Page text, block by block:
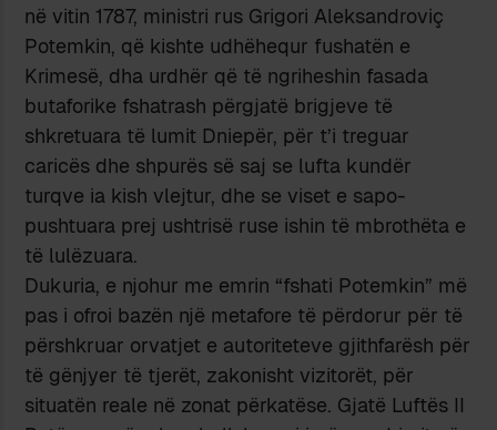
në vitin 1787, ministri rus Grigori Aleksandroviç
Potemkin, që kishte udhëhequr fushatën e
Krimesë, dha urdhër që të ngriheshin fasada
butaforike fshatrash përgjatë brigjeve të
shkretuara të lumit Dniepër, për t’i treguar
caricës dhe shpurës së saj se lufta kundër
turqve ia kish vlejtur, dhe se viset e sapo-
pushtuara prej ushtrisë ruse ishin të mbrothëta e
të lulëzuara.
Dukuria, e njohur me emrin “fshati Potemkin” më
pas i ofroi bazën një metafore të përdorur për të
përshkruar orvatjet e autoriteteve gjithfarësh për
të gënjyer të tjerët, zakonisht vizitorët, për
situatën reale në zonat përkatëse. Gjatë Luftës II